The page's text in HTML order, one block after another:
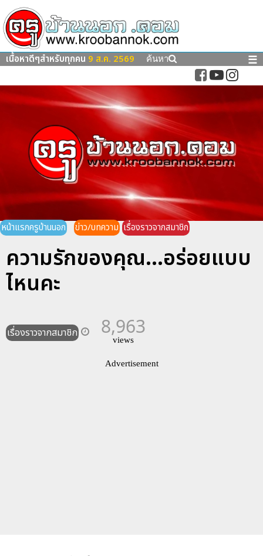
เนื้อหาดีๆสำหรับทุกคน 9 ส.ค. 2569 ค้นหา ☰
หน้าแรกครูบ้านนอก ข่าว/บทความ เรื่องราวจากสมาชิก
ความรักของคุณ...อร่อยแบบ
ไหนคะ
เรื่องราวจากสมาชิก 8,963
views
Advertisement